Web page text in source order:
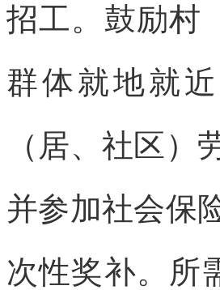
招工。鼓励村
群体就地就
（居、社区
并参加社会保
次性奖补。所